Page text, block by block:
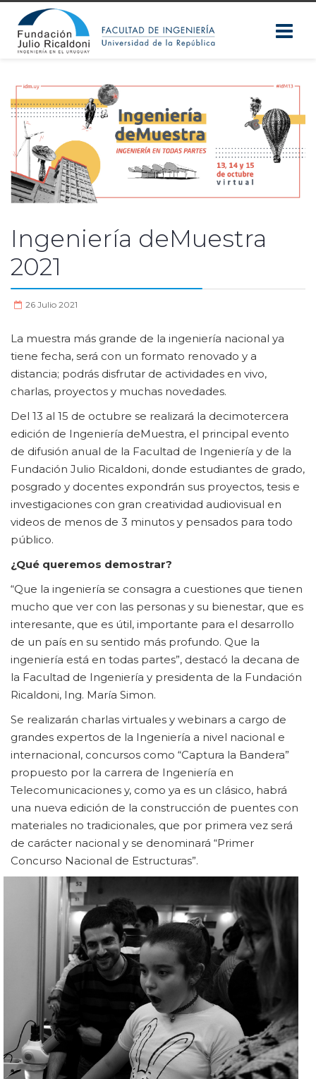
Ingeniería deMuestra
2021
26 Julio 2021
La muestra más grande de la ingeniería nacional ya
tiene fecha, será con un formato renovado y a
distancia; podrás disfrutar de actividades en vivo,
charlas, proyectos y muchas novedades.
Del 13 al 15 de octubre se realizará la decimotercera
edición de Ingeniería deMuestra, el principal evento
de difusión anual de la Facultad de Ingeniería y de la
Fundación Julio Ricaldoni, donde estudiantes de grado,
posgrado y docentes expondrán sus proyectos, tesis e
investigaciones con gran creatividad audiovisual en
videos de menos de 3 minutos y pensados para todo
público.
¿Qué queremos demostrar?
“Que la ingeniería se consagra a cuestiones que tienen
mucho que ver con las personas y su bienestar, que es
interesante, que es útil, importante para el desarrollo
de un país en su sentido más profundo. Que la
ingeniería está en todas partes”, destacó la decana de
la Facultad de Ingeniería y presidenta de la Fundación
Ricaldoni, Ing. María Simon.
Se realizarán charlas virtuales y webinars a cargo de
grandes expertos de la Ingeniería a nivel nacional e
internacional, concursos como “Captura la Bandera”
propuesto por la carrera de Ingeniería en
Telecomunicaciones y, como ya es un clásico, habrá
una nueva edición de la construcción de puentes con
materiales no tradicionales, que por primera vez será
de carácter nacional y se denominará “Primer
Concurso Nacional de Estructuras”.